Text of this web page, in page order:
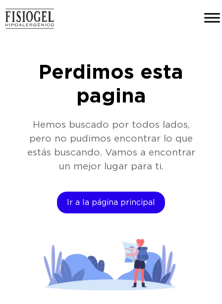
Perdimos esta
pagina
Hemos buscado por todos lados,
pero no pudimos encontrar lo que
estás buscando. Vamos a encontrar
un mejor lugar para ti.
Ir a la página principal